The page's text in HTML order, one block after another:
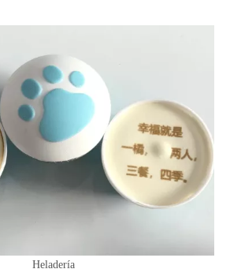
Heladería